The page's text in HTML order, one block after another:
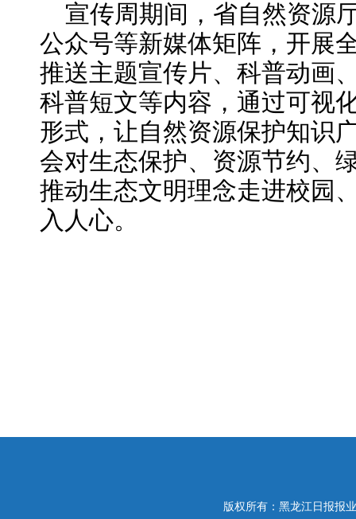
宣传周期间，省自然资源
公众号等新媒体矩阵，开展
推送主题宣传片、科普动画
科普短文等内容，通过可视
形式，让自然资源保护知识
会对生态保护、资源节约、
推动生态文明理念走进校园
入人心。
版权所有：黑龙江日报报